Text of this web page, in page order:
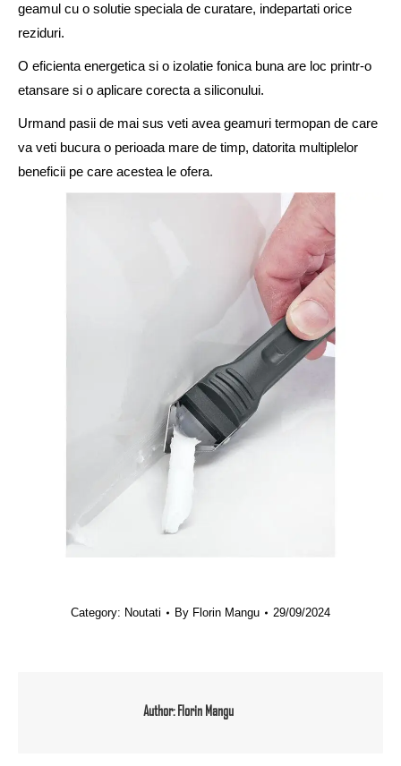
geamul cu o solutie speciala de curatare, indepartati orice
reziduri.
O eficienta energetica si o izolatie fonica buna are loc printr-o
etansare si o aplicare corecta a siliconului.
Urmand pasii de mai sus veti avea geamuri termopan de care
va veti bucura o perioada mare de timp, datorita multiplelor
beneficii pe care acestea le ofera.
Category: Noutati By Florin Mangu 29/09/2024
Author:Florin Mangu